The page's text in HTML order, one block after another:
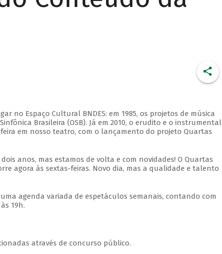
no Espaço Cultural BNDES: em 1985, os projetos de música
Brasileira (OSB). Já em 2010, o erudito e o instrumental
em nosso teatro, com o lançamento do projeto Quartas
anos, mas estamos de volta e com novidades! O Quartas
agora às sextas-feiras. Novo dia, mas a qualidade e talento
agenda variada de espetáculos semanais, contando com
19h.
através de concurso público.